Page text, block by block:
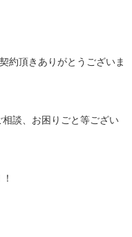
約頂きありがとうございま
談、お困りごと等ござい